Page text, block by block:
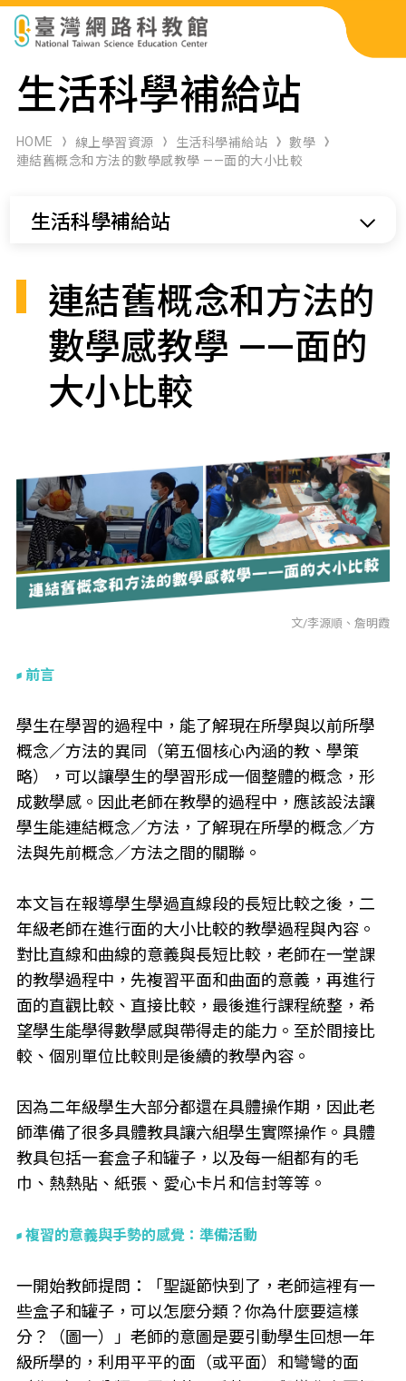
科展作品檢索
科學研習月刊
生活科學補給站
HOME 線上學習資源 生活科學補給站
數學
連結舊概念和方法的數學感教學 ——面的大小比較
生活科學補給站
連結舊概念和方法的
數學感教學 ——面的
大小比較
文/李源順、詹明霞
前言
學生在學習的過程中，能了解現在所學與以前所學
概念／方法的異同（第五個核心內涵的教、學策
略），可以讓學生的學習形成一個整體的概念，形
成數學感。因此老師在教學的過程中，應該設法讓
學生能連結概念／方法，了解現在所學的概念／方
法與先前概念／方法之間的關聯。
本文旨在報導學生學過直線段的長短比較之後，二
年級老師在進行面的大小比較的教學過程與內容。
對比直線和曲線的意義與長短比較，老師在一堂課
的教學過程中，先複習平面和曲面的意義，再進行
面的直觀比較、直接比較，最後進行課程統整，希
望學生能學得數學感與帶得走的能力。至於間接比
較、個別單位比較則是後續的教學內容。
因為二年級學生大部分都還在具體操作期，因此老
師準備了很多具體教具讓六組學生實際操作。具體
教具包括一套盒子和罐子，以及每一組都有的毛
巾、熱熱貼、紙張、愛心卡片和信封等等。
複習的意義與手勢的感覺：準備活動
一開始教師提問：「聖誕節快到了，老師這裡有一
些盒子和罐子，可以怎麼分類？你為什麼要這樣
分？（圖一）」老師的意圖是要引動學生回想一年
級所學的，利用平平的面（或平面）和彎彎的面